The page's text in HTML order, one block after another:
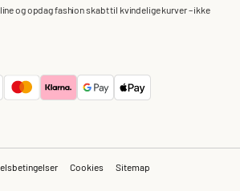
og opdag fashion skabt til kvindelige kurver – ikke
Cookies Sitemap